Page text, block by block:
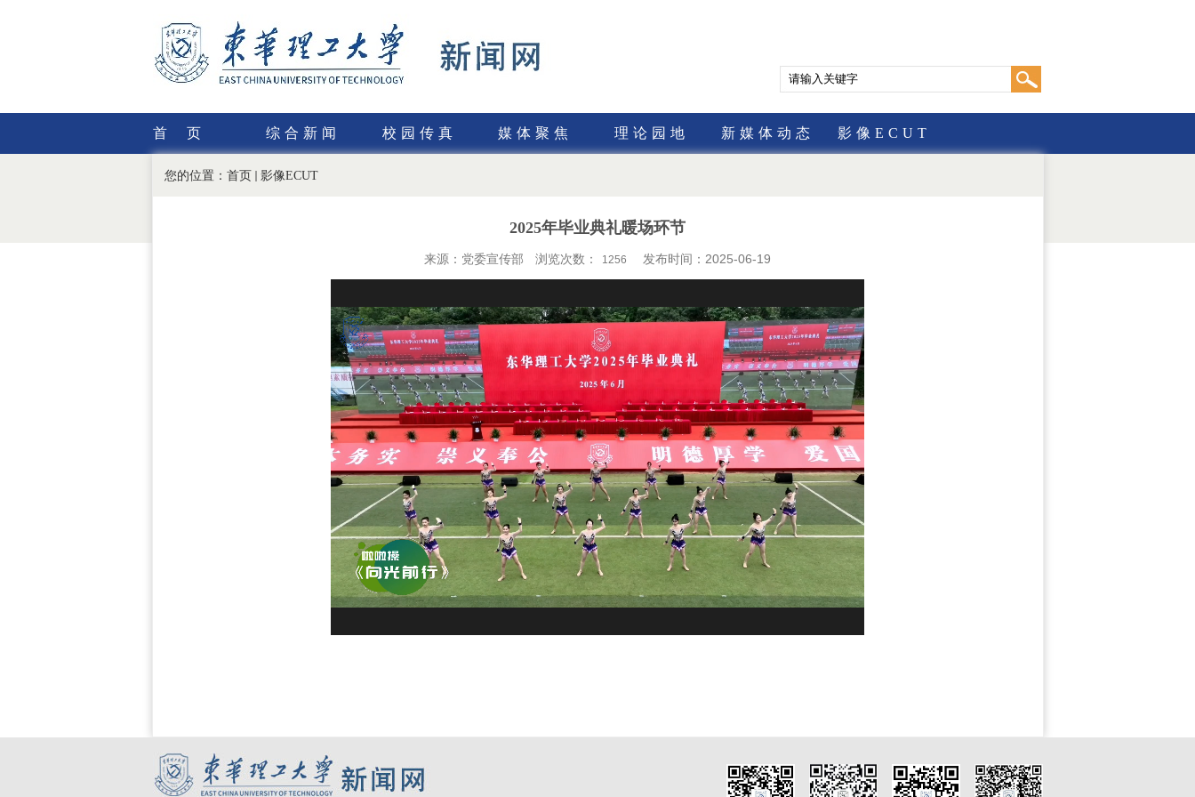
首页 综合新闻 校园传真 媒体聚焦 理论园地 新媒体动态 影像ECUT
您的位置： 首页 影像ECUT
2025年毕业典礼暖场环节
来源：党委宣传部 浏览次数： 1256 发布时间：2025-06-19